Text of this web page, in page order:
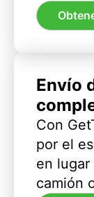
Envío
Con
por el
en
camión